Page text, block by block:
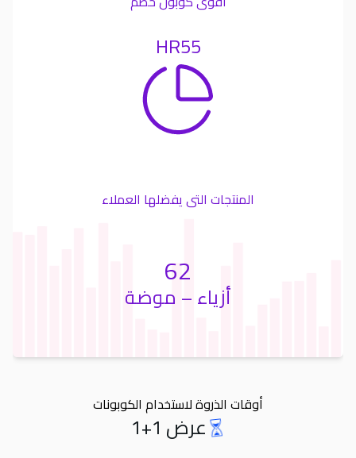
HR55
المنتجات التى يفضلها العملاء
62
أزياء – موضة
أوقات الذروة لاستخدام الكوبونات
Ordersعرض 1+1